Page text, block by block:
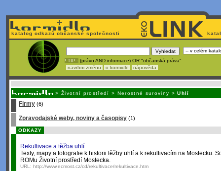
katalog odkazů občanské společnosti
! TIP : (právo AND informace) OR "občanská práva"
navrhni změnu
o kormidle nápověda
> Životní prostředí > Nerostné suroviny >Uhlí
Firmy (6)
Zpravodajské weby, noviny a časopisy (1)
ODKAZY
Rekultivace a těžba uhlí
Texty, mapy a fotografie k historii těžby uhlí a k rekultivacím na Mostecku.
ROMu Životní prostředí Mostecka.
URL: http://www.ecmost.cz/cd/rekultivace/rekultivace.htm